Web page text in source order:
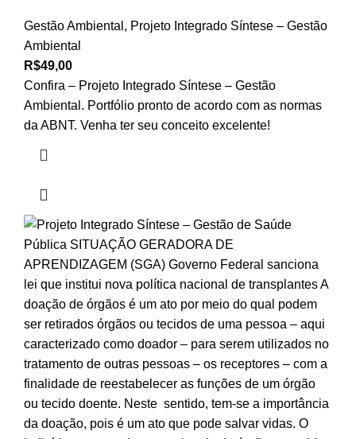
Gestão Ambiental , Projeto Integrado Síntese – Gestão
Ambiental
R$49,00
Confira – Projeto Integrado Síntese – Gestão
Ambiental. Portfólio pronto de acordo com as normas
da ABNT. Venha ter seu conceito excelente!